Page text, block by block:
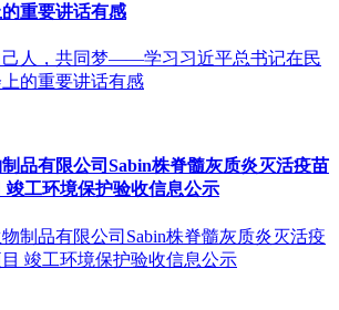
重要讲话有感
品有限公司Sabin株脊髓灰质炎灭活疫苗
竣工环境保护验收信息公示